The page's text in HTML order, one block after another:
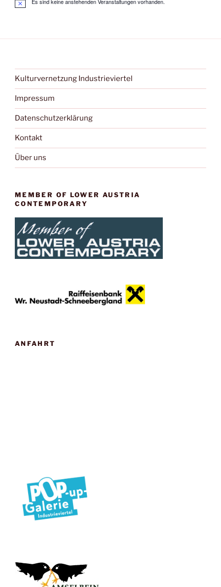
Es sind keine anstehenden Veranstaltungen vorhanden.
Kulturvernetzung Industrieviertel
Impressum
Datenschutzerklärung
Kontakt
Über uns
MEMBER OF LOWER AUSTRIA
CONTEMPORARY
ANFAHRT